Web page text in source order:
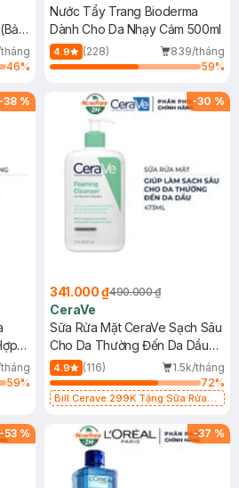
46%
Nước Tẩy Trang Bioderma
Dành Cho Da Nhạy Cảm 500ml
4.9 (228)
839/tháng
59%
-38 %
59%
-30 %
341.000 ₫490.000 ₫
CeraVe
Sữa Rửa Mặt CeraVe Sạch Sâu
Cho Da Thường Đến Da Dầu
473ml
4.9 (116)
1.5k/tháng
72%
Bill Cerave 299K Tặng Sữa Rửa
-53 % -37 %